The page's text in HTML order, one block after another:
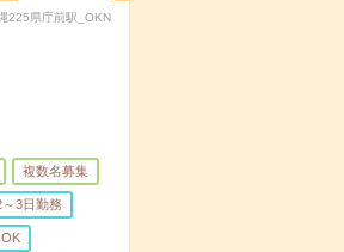
225県庁前駅_OKN
複数名募集
～3日勤務